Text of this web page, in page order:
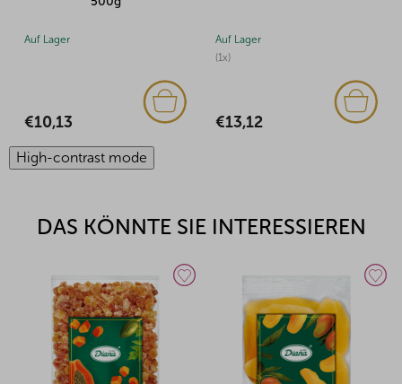
Auf Lager
€10,13
(1x)
Auf Lager
€13,12
High-contrast mode
DAS KÖNNTE SIE INTERESSIEREN